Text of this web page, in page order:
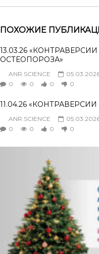
ПОХОЖИЕ
13.03.26
ОСТЕОПОРОЗА»
ANR.SCIENCE
0
0 0 0
11.04.26
ANR.SCIENCE
0
0 0 0